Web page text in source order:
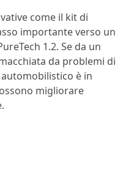
come il kit di
importante verso un
1.2. Se da un
da problemi di
è in
migliorare